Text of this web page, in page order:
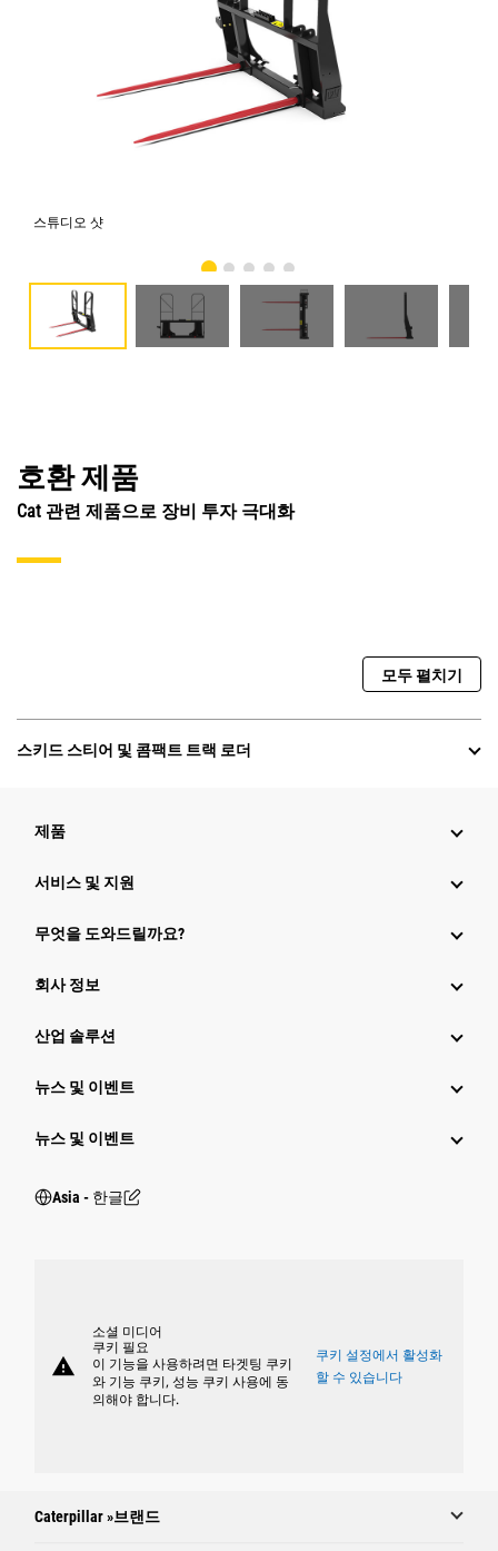
스튜디오 샷
호환 제품
Cat 관련 제품으로 장비 투자 극대화
모두 펼치기
스키드 스티어 및 콤팩트 트랙 로더
제품
서비스 및 지원
무엇을 도와드릴까요?
회사 정보
산업 솔루션
뉴스 및 이벤트
뉴스 및 이벤트
Asia - 한글
warning
소셜 미디어
쿠키 필요
이 기능을 사용하려면 타겟팅 쿠키
와 기능 쿠키, 성능 쿠키 사용에 동
의해야 합니다.
쿠키 설정에서 활성화
할 수 있습니다
Caterpillar »브랜드